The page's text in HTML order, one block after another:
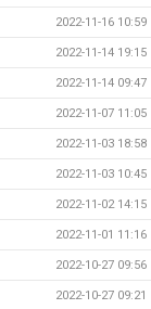
2022-11-16 10:59
2022-11-14 19:15
2022-11-14 09:47
2022-11-07 11:05
2022-11-03 18:58
2022-11-03 10:45
2022-11-02 14:15
2022-11-01 11:16
2022-10-27 09:56
2022-10-27 09:21